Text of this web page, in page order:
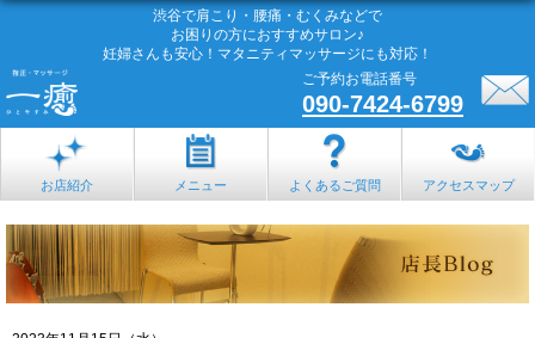
渋谷で肩こり・腰痛・むくみなどで
お困りの方におすすめサロン♪
妊婦さんも安心！マタニティマッサージにも対応！
ご予約お電話番号
090-7424-6799
お店紹介 メニュー よくあるご質問 アクセスマップ